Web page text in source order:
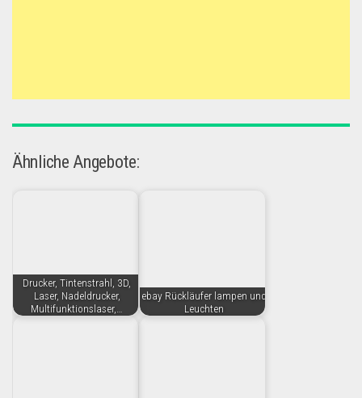
Ähnliche Angebote:
Drucker, Tintenstrahl, 3D,
Laser, Nadeldrucker,
Multifunktionslaser,…
ebay Rückläufer lampen und
Leuchten